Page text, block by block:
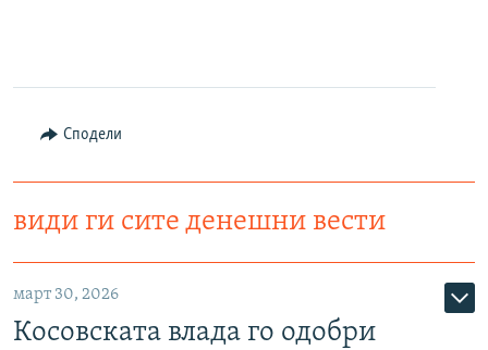
Сподели
види ги сите денешни вести
март 30, 2026
Косовската влада го одобри